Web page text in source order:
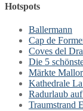
Hotspots
Ballermann
Cap de
Coves del
Die 5
Märkte
Kathedrale
Radurlaub
Traumstrand